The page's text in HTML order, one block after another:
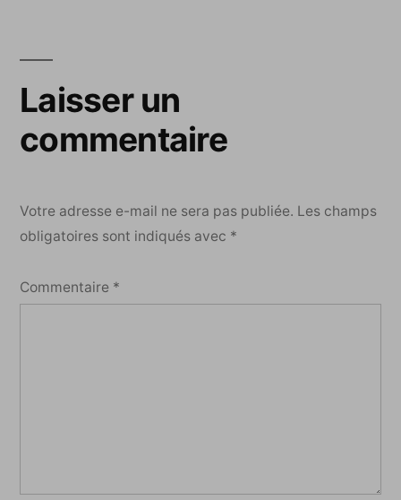
Laisser un
commentaire
Votre adresse e-mail ne sera pas publiée. Les champs
obligatoires sont indiqués avec *
Commentaire *